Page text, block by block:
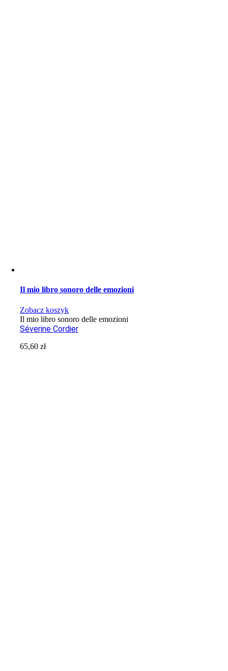
Il mio libro sonoro delle emozioni
Zobacz koszyk
Il mio libro sonoro delle emozioni
Séverine Cordier
65,60zł